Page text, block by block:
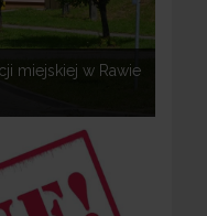
miejskiej w Rawie